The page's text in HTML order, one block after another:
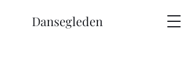
Dansegleden